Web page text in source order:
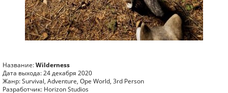
Название:Wilderness
Дата выхода: 24 декабря 2020
Жанр: Survival, Adventure, Ope World, 3rd Person
Разработчик: Horizon Studios